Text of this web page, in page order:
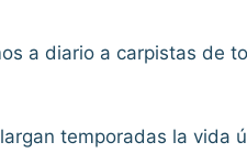
a diario a carpistas de
temporadas la vida